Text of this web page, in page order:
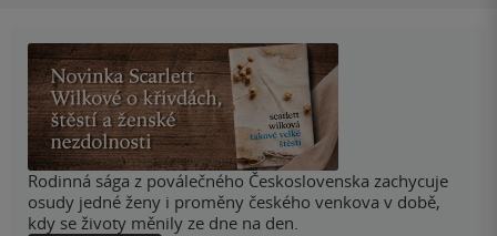
Rodinná sága z poválečného Československa zachycuje
osudy jedné ženy i proměny českého venkova v době,
kdy se životy měnily ze dne na den.